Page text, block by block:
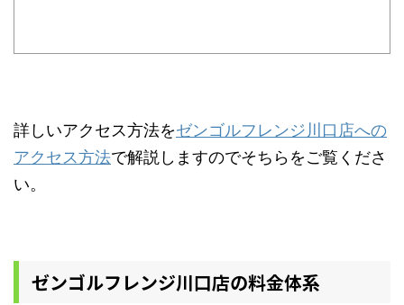
詳しいアクセス方法をゼンゴルフレンジ川口店への
アクセス方法で解説しますのでそちらをご覧くださ
い。
ゼンゴルフレンジ川口店の料金体系